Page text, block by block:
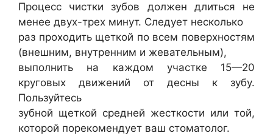
Процесс чистки зубов должен длиться не
менее двух-трех минут. Следует несколько
раз проходить щеткой по всем поверхностям
(внешним, внутренним и жевательным),
выполнить на каждом участке 15—20
круговых движений от десны к зубу.
Пользуйтесь
зубной щеткой средней жесткости или той,
которой порекомендует ваш стоматолог.